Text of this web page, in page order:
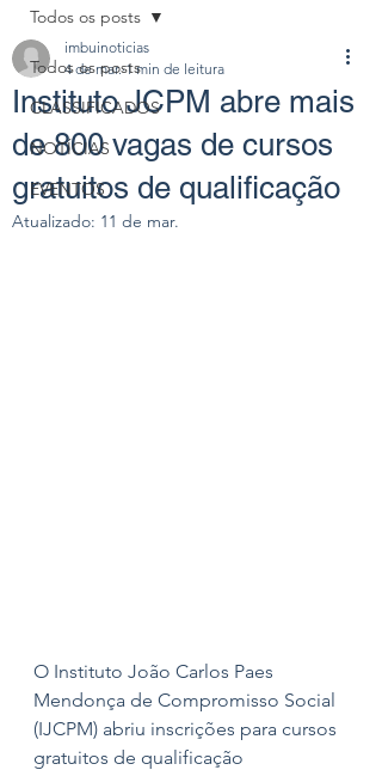
Todos os posts
CLASSIFICADOS
NOTÍCIAS
EVENTOS
Todos os posts
Instituto JCPM abre mais
de 800 vagas de cursos
gratuitos de qualificação
imbuinoticias
4 de mar. 1 min de leitura
Atualizado: 11 de mar.
O Instituto João Carlos Paes
Mendonça de Compromisso Social
(IJCPM) abriu inscrições para cursos
gratuitos de qualificação